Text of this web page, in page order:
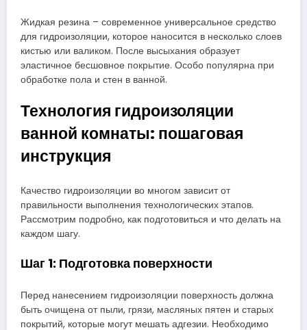
Жидкая резина – современное универсальное средство
для гидроизоляции, которое наносится в несколько слоев
кистью или валиком. После высыхания образует
эластичное бесшовное покрытие. Особо популярна при
обработке пола и стен в ванной.
Технология гидроизоляции
ванной комнаты: пошаговая
инструкция
Качество гидроизоляции во многом зависит от
правильности выполнения технологических этапов.
Рассмотрим подробно, как подготовиться и что делать на
каждом шагу.
Шаг 1: Подготовка поверхности
Перед нанесением гидроизоляции поверхность должна
быть очищена от пыли, грязи, масляных пятен и старых
покрытий, которые могут мешать адгезии. Необходимо